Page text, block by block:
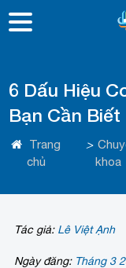
6 Dấu Hiệu
Bạn Cần Biết
Trang
chủ
>
khoa
Tác giả: Lê Việt Ạnh
Ngày đăng: Tháng 3